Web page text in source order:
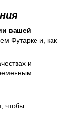
вашей
Футарке и, как
и
чтобы